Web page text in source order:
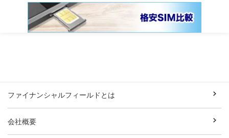
ファイナンシャルフィールドとは
会社概要